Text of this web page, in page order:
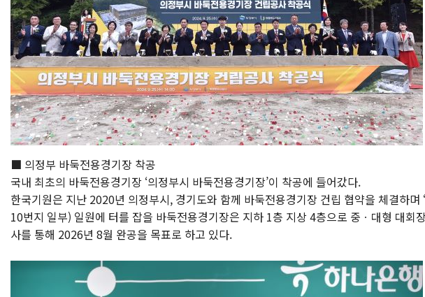
■ 의정부 바둑전용경기장 착공
국내 최초의 바둑전용경기장 ‘의정부시 바둑전용경기장’이 착공에 들어갔다.
한국기원은 지난 2020년 의정부시, 경기도와 함께 바둑전용경기장 건립 협약을 체결하
10번지 일부) 일원에 터를 잡을 바둑전용경기장은 지하 1층 지상 4층으로 중ㆍ대형 대
사를 통해 2026년 8월 완공을 목표로 하고 있다.